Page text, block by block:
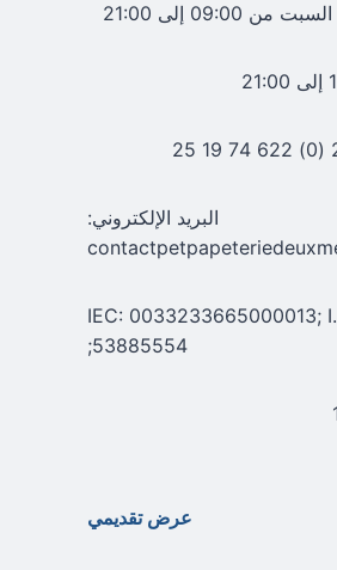
09:00 إلى 21:00
البريد الإلكتروني:
IEC: 0033233665000013;
53885554;
عرض تقديمي